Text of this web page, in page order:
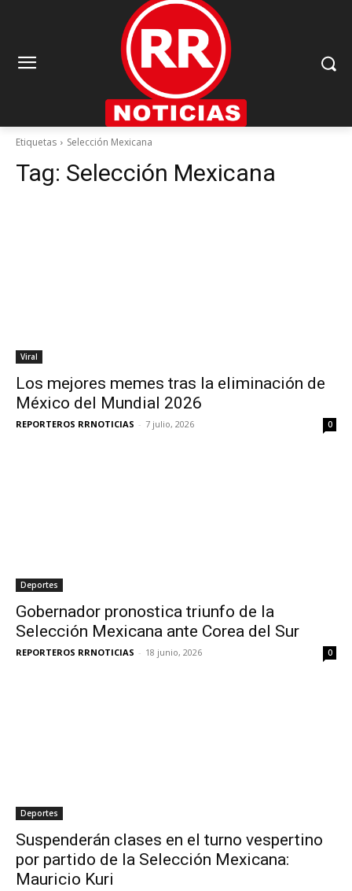
Etiquetas Selección Mexicana
Tag: Selección Mexicana
Viral
Los mejores memes tras la eliminación de
México del Mundial 2026
REPORTEROS RRNOTICIAS - 7 julio, 2026 0
Deportes
Gobernador pronostica triunfo de la
Selección Mexicana ante Corea del Sur
REPORTEROS RRNOTICIAS - 18 junio, 2026 0
Deportes
Suspenderán clases en el turno vespertino
por partido de la Selección Mexicana:
Mauricio Kuri